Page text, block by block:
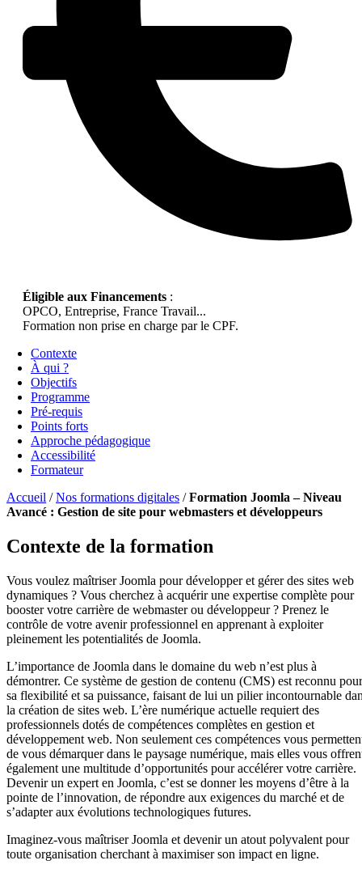
Éligible aux Financements :
OPCO, Entreprise, France Travail...
Formation non prise en charge par le CPF.
Contexte
À qui ?
Objectifs
Programme
Pré-requis
Points forts
Approche pédagogique
Accessibilité
Formateur
Accueil /Nos formations digitales /Formation Joomla – Niveau
Avancé : Gestion de site pour webmasters et développeurs
Contexte de la formation
Vous voulez maîtriser Joomla pour développer et gérer des sites web
dynamiques ? Vous cherchez à acquérir une expertise complète pour
booster votre carrière de webmaster ou développeur ? Prenez le
contrôle de votre avenir professionnel en apprenant à exploiter
pleinement les potentialités de Joomla.
L’importance de Joomla dans le domaine du web n’est plus à
démontrer. Ce système de gestion de contenu (CMS) est reconnu pour
sa flexibilité et sa puissance, faisant de lui un pilier incontournable
la création de sites web. L’ère numérique actuelle requiert des
professionnels dotés de compétences complètes en gestion et
développement web. Non seulement ces compétences vous
de vous démarquer dans le paysage numérique, mais elles vous
également une multitude d’opportunités pour accélérer votre carrière.
Devenir un expert en Joomla, c’est se donner les moyens d’être à la
pointe de l’innovation, de répondre aux exigences du marché et de
s’adapter aux évolutions technologiques futures.
Imaginez-vous maîtriser Joomla et devenir un atout polyvalent pour
toute organisation cherchant à maximiser son impact en ligne.